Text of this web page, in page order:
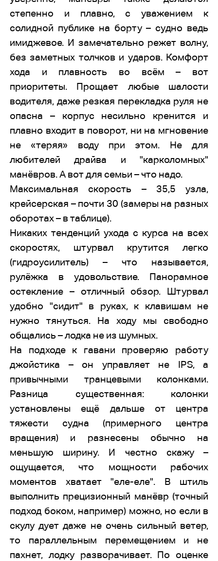
степенно и плавно, с уважением к
солидной публике на борту – судно ведь
имиджевое. И замечательно режет волну,
без заметных толчков и ударов. Комфорт
хода и плавность во всём – вот
приоритеты. Прощает любые шалости
водителя, даже резкая перекладка руля не
опасна – корпус несильно кренится и
плавно входит в поворот, ни на мгновение
не «теряя» воду при этом. Не для
любителей драйва и "карколомных"
манёвров. А вот для семьи – что надо.
Максимальная скорость – 35,5 узла,
крейсерская – почти 30 (замеры на разных
оборотах – в таблице).
Никаких тенденций ухода с курса на всех
скоростях, штурвал крутится легко
(гидроусилитель) – что называется,
рулёжка в удовольствие. Панорамное
остекление – отличный обзор. Штурвал
удобно "сидит" в руках, к клавишам не
нужно тянуться. На ходу мы свободно
общались – лодка не из шумных.
На подходе к гавани проверяю работу
джойстика – он управляет не IPS, а
привычными транцевыми колонками.
Разница существенная: колонки
установлены ещё дальше от центра
тяжести судна (примерного центра
вращения) и разнесены обычно на
меньшую ширину. И честно скажу –
ощущается, что мощности рабочих
моментов хватает "еле-еле". В штиль
выполнить прецизионный манёвр (точный
подход боком, например) можно, но если в
скулу дует даже не очень сильный ветер,
то параллельным перемещением и не
пахнет, лодку разворачивает. По оценке